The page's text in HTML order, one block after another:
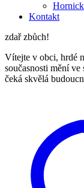
Kontakt
zdař zbůch!
Vítejte v obci, hrdé
současnosti mění
čeká skvělá